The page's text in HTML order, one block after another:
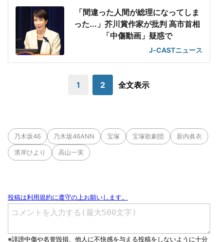
「間違った人間が総理になってしま
った...」芥川賞作家が批判 高市首相
「中傷動画」疑惑で
J-CASTニュース
1 2 全文表示
乃木坂46 乃木坂46ANN 宝塚 宝塚歌劇団 新内眞衣
濱岸ひより 高山一実